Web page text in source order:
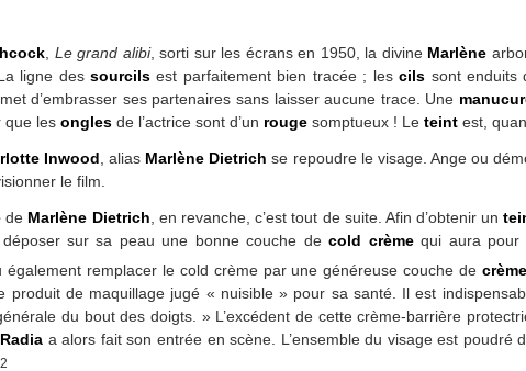
, Le grand alibi, sorti sur les écrans en 1950, la divine Marlène
ligne des sourcilsest parfaitement bien tracée ; lescils sont enduits
d’embrasser ses partenaires sans laisser aucune trace. Une
que les ongles de l’actrice sont d’un rouge somptueux ! Le teint est,
Inwood, alias Marlène Dietrich se repoudre le visage. Ange ou
le film.
de Marlène Dietrich , en revanche, c’est tout de suite. Afin d’obtenir un
sur sa peau une bonne couche decold crèmequi aura pour
également remplacer le cold crème par une généreuse couche de
produit de maquillage jugé « nuisible » pour sa santé. Il est
du bout des doigts. » L’excédent de cette crème-barrière
a alors fait son entrée en scène. L’ensemble du visage est poudré
2